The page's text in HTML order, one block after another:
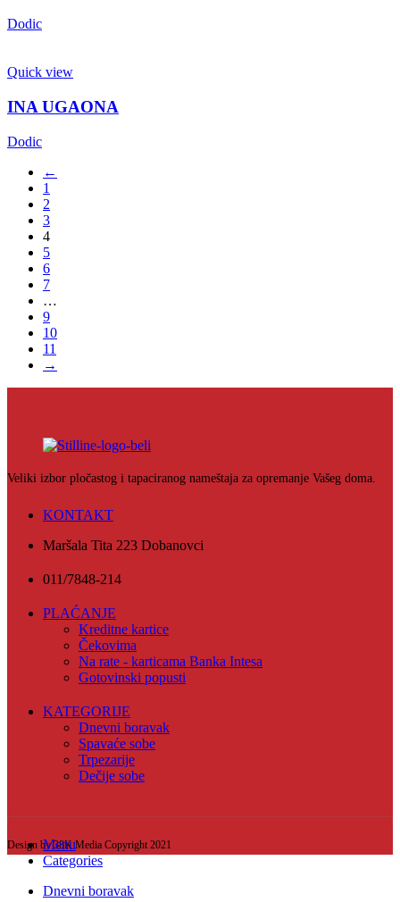
Dodic
Quick view
INA UGAONA
Dodic
←
1
2
3
4
5
6
7
…
9
10
11
→
Veliki izbor pločastog i tapaciranog nameštaja za opremanje Vašeg doma.
KONTAKT
Maršala Tita 223 Dobanovci
011/7848-214
PLAĆANJE
Kreditne kartice
Čekovima
Na rate - karticama Banka Intesa
Gotovinski popusti
KATEGORIJE
Dnevni boravak
Spavaće sobe
Trpezarije
Dečije sobe
Design by 38K Media Copyright 2021
Menu
Categories
Dnevni boravak